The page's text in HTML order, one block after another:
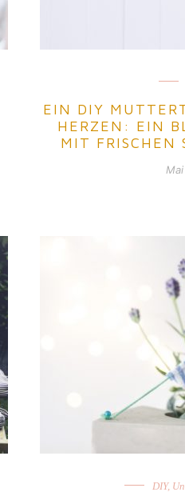
EIN DIY
HERZEN: EIN
MIT FRISCHEN
DIY,